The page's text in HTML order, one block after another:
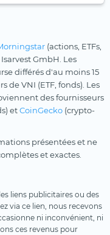
(actions, ETFs,
GmbH. Les
différés d'au moins 15
de VNI (ETF, fonds). Les
des fournisseurs
etCoinGecko (crypto-
présentées et ne
et exactes.
liens publicitaires ou des
via ce lien, nous recevons
ni inconvénient, ni
ces revenus pour